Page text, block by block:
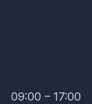
09:00 – 17:00